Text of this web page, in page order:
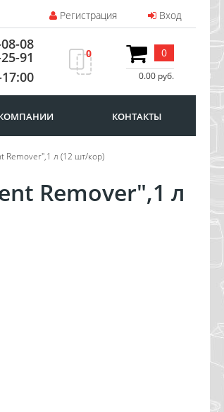
Регистрация Вход
08
91 0 0
0.00 руб.
КОНТАКТЫ
Remover",1 л (12 шт/кор)
Remover",1 л